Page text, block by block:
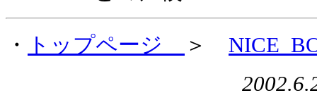
・ トップページ ＞